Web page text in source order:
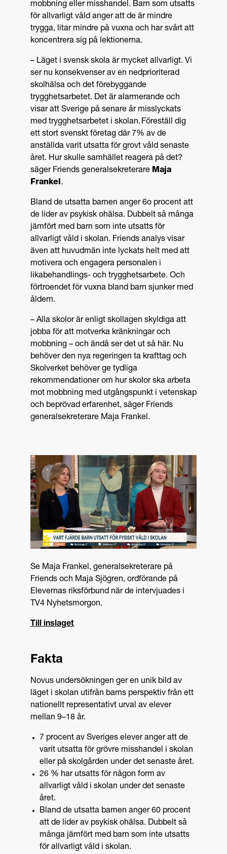
mobbning eller misshandel. Barn som utsatts
för allvarligt våld anger att de är mindre
trygga, litar mindre på vuxna och har svårt att
koncentrera sig på lektionerna.
– Läget i svensk skola är mycket allvarligt. Vi
ser nu konsekvenser av en nedprioriterad
skolhälsa och det förebyggande
trygghetsarbetet. Det är alarmerande och
visar att Sverige på senare år misslyckats
med trygghetsarbetet i skolan. Föreställ dig
ett stort svenskt företag där 7% av de
anställda varit utsatta för grovt våld senaste
året. Hur skulle samhället reagera på det?
säger Friends generalsekreterare Maja
Frankel.
Bland de utsatta barnen anger 6o procent att
de lider av psykisk ohälsa. Dubbelt så många
jämfört med barn som inte utsatts för
allvarligt våld i skolan. Friends analys visar
även att huvudmän inte lyckats helt med att
motivera och engagera personalen i
likabehandlings- och trygghetsarbete. Och
förtroendet för vuxna bland barn sjunker med
åldern.
– Alla skolor är enligt skollagen skyldiga att
jobba för att motverka kränkningar och
mobbning – och ändå ser det ut så här. Nu
behöver den nya regeringen ta krafttag och
Skolverket behöver ge tydliga
rekommendationer om hur skolor ska arbeta
mot mobbning med utgångspunkt i vetenskap
och beprövad erfarenhet, säger Friends
generalsekreterare Maja Frankel.
Se Maja Frankel, generalsekreterare på
Friends och Maja Sjögren, ordförande på
Elevernas riksförbund när de intervjuades i
TV4 Nyhetsmorgon.
Till inslaget
Fakta
Novus undersökningen ger en unik bild av
läget i skolan utifrån barns perspektiv från ett
nationellt representativt urval av elever
mellan 9–18 år.
7 procent av Sveriges elever anger att de
varit utsatta för grövre misshandel i skolan
eller på skolgården under det senaste året.
26 % har utsatts för någon form av
allvarligt våld i skolan under det senaste
året.
Bland de utsatta barnen anger 60 procent
att de lider av psykisk ohälsa. Dubbelt så
många jämfört med barn som inte utsatts
för allvarligt våld i skolan.